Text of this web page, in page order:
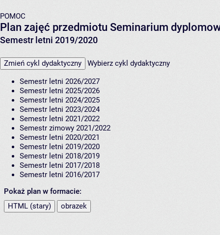
POMOC
Plan zajęć przedmiotu Seminarium
Semestr letni 2019/2020
Zmień cykl dydaktyczny Wybierz cykl dydaktyczny
Semestr letni 2026/2027
Semestr letni 2025/2026
Semestr letni 2024/2025
Semestr letni 2023/2024
Semestr letni 2021/2022
Semestr zimowy 2021/2022
Semestr letni 2020/2021
Semestr letni 2019/2020
Semestr letni 2018/2019
Semestr letni 2017/2018
Semestr letni 2016/2017
Pokaż plan w formacie:
HTML (stary)
obrazek